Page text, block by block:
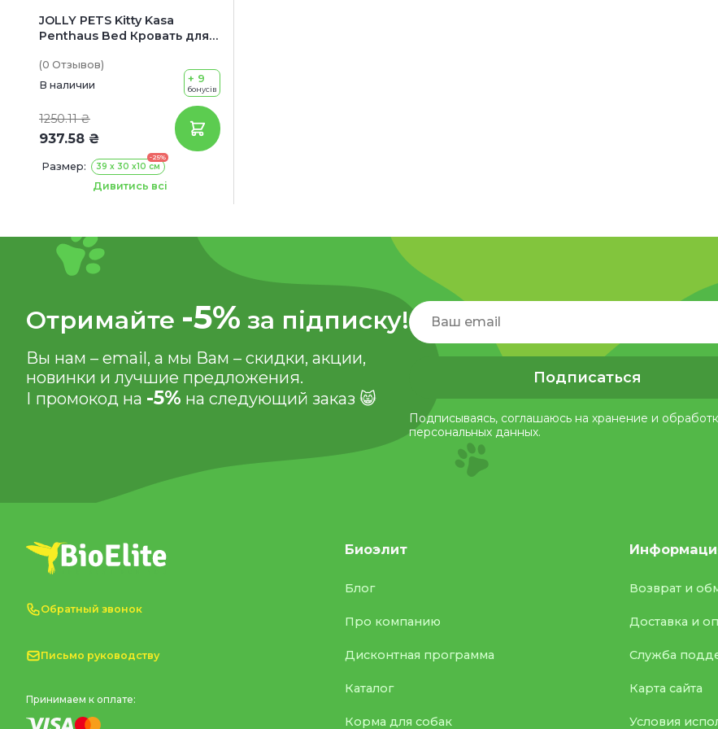
JOLLY PETS Kitty Kasa
Penthaus Bed Кровать для
(0 Отзывов)
В наличии
1250.11 ₴
937.58 ₴
+ 9
бонусів
Размер:
-25%
39 х 30 х10 см
Сине-зеленый
Дивитись всі
Отримайте -5% за підписку!
Вы нам – email, а мы Вам – скидки, акции,
новинки и лучшие предложения.
І промокод на -5% на следующий заказ 😸
Подписаться
Подписываясь, соглашаюсь на хранение и
персональных данных.
Обратный звонок
Письмо руководству
Принимаем к оплате:
Биоэлит
Блог
Про компанию
Дисконтная программа
Каталог
Корма для собак
Возврат и
Доставка и
Служба
Карта сайта
Условия